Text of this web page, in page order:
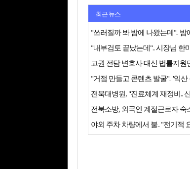
최근 뉴스
"쓰러질까 봐 밤에 나왔는데".. 밤
"거점 만들고 콘텐츠 발굴".. '익
전북소방, 외국인 계절근로자 숙
야외 주차 차량에서 불.. "전기적